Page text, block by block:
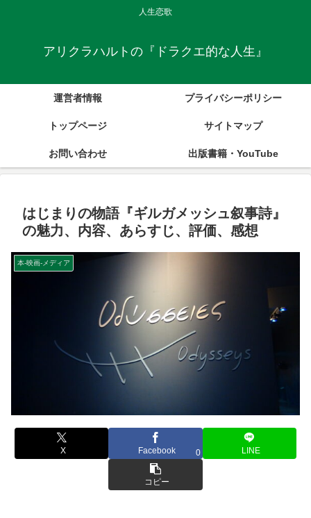
人生恋歌
アリクラハルトの『ドラクエ的な人生』
運営者情報 プライバシーポリシー
トップページ サイトマップ
お問い合わせ 出版書籍・YouTube
はじまりの物語『ギルガメッシュ叙事詩』
の魅力、内容、あらすじ、評価、感想
本-映画-メディア
X Facebook 0 LINE
コピー